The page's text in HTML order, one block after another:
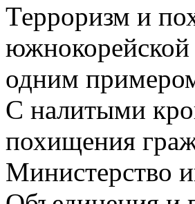
Терроризм и
южнокорейской
одним
С налитыми
похищения
Министерство